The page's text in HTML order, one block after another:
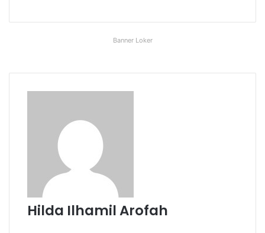
Email
Banner Loker
Hilda Ilhamil Arofah